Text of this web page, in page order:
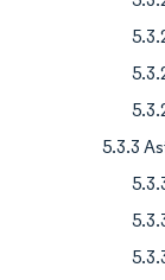
5.3.3